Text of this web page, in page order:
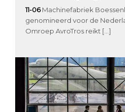
11-06 Machinefabriek
genomineerd voor de
Omroep AvroTros reikt […]